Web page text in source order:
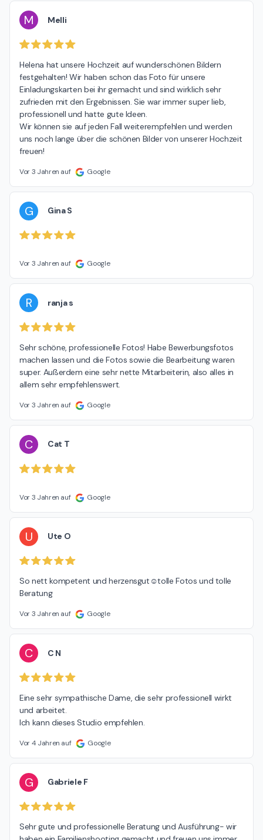
M Melli
Helena hat unsere Hochzeit auf wunderschönen Bildern
festgehalten! Wir haben schon das Foto für unsere
Einladungskarten bei ihr gemacht und sind wirklich sehr
zufrieden mit den Ergebnissen. Sie war immer super lieb,
professionell und hatte gute Ideen.
Wir können sie auf jeden Fall weiterempfehlen und werden
uns noch lange über die schönen Bilder von unserer Hochzeit
freuen!
Vor 3 Jahren auf Google
G Gina S
Vor 3 Jahren auf Google
R ranja s
Sehr schöne, professionelle Fotos! Habe Bewerbungsfotos
machen lassen und die Fotos sowie die Bearbeitung waren
super. Außerdem eine sehr nette Mitarbeiterin, also alles in
allem sehr empfehlenswert.
Vor 3 Jahren auf Google
C Cat T
Vor 3 Jahren auf Google
U Ute O
So nett kompetent und herzensgut☺️tolle Fotos und tolle
Beratung
Vor 3 Jahren auf Google
C C N
Eine sehr sympathische Dame, die sehr professionell wirkt
und arbeitet.
Ich kann dieses Studio empfehlen.
Vor 4 Jahren auf Google
G Gabriele F
Sehr gute und professionelle Beratung und Ausführung- wir